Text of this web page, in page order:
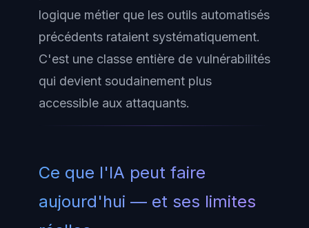
logique métier que les outils automatisés
précédents rataient systématiquement.
C'est une classe entière de vulnérabilités
qui devient soudainement plus
accessible aux attaquants.
Ce que l'IA peut faire
aujourd'hui — et ses limites